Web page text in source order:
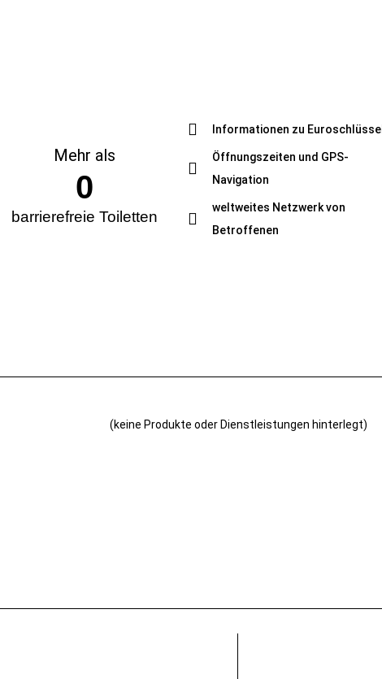
Mehr als
barrierefreie Toiletten
0
Informationen zu Euroschlüssel
Öffnungszeiten und GPS-
Navigation
weltweites Netzwerk von
Betroffenen
(keine Produkte oder Dienstleistungen hinterlegt)